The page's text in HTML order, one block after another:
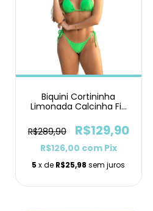
Biquini Cortininha
Limonada Calcinha Fio
R$289,90
R$129,90
R$126,00 com Pix
5 x de R$25,98 sem juros